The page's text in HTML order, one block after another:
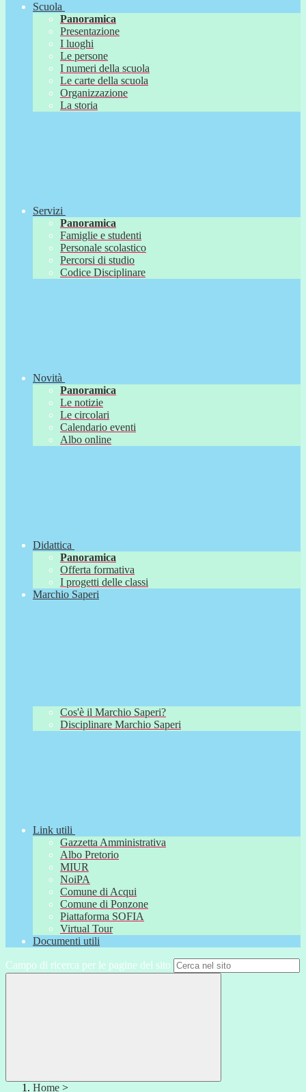
Scuola
Panoramica
Presentazione
I luoghi
Le persone
I numeri della scuola
Le carte della scuola
Organizzazione
La storia
Servizi
Panoramica
Famiglie e studenti
Personale scolastico
Percorsi di studio
Codice Disciplinare
Novità
Panoramica
Le notizie
Le circolari
Calendario eventi
Albo online
Didattica
Panoramica
Offerta formativa
I progetti delle classi
Marchio Saperi
Cos'è il Marchio Saperi?
Disciplinare Marchio Saperi
Link utili
Gazzetta Amministrativa
Albo Pretorio
MIUR
NoiPA
Comune di Acqui
Comune di Ponzone
Piattaforma SOFIA
Virtual Tour
Documenti utili
Campo di ricerca per le pagine del sito
Home >